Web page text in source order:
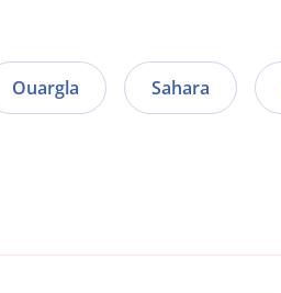
Ouargla Sahara